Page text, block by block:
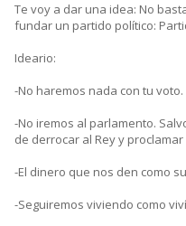
Te voy a dar una idea: No
fundar un partido político:
Ideario:
-No haremos nada con tu voto.
-No iremos al parlamento.
de derrocar al Rey y
-El dinero que nos den como
-Seguiremos viviendo como